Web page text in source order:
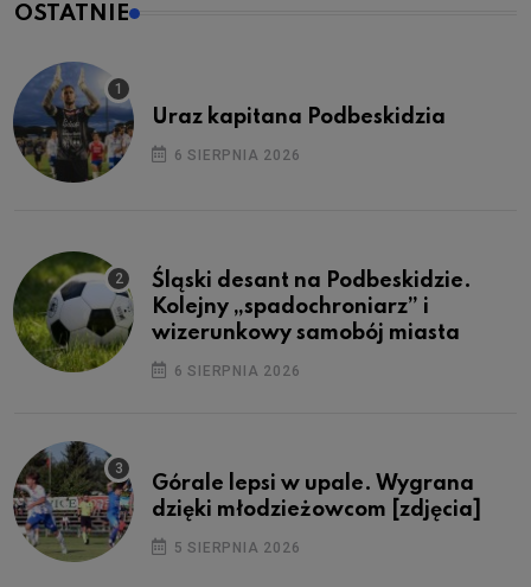
OSTATNIE
Uraz kapitana Podbeskidzia
6 SIERPNIA 2026
Śląski desant na Podbeskidzie.
Kolejny „spadochroniarz” i
wizerunkowy samobój miasta
6 SIERPNIA 2026
Górale lepsi w upale. Wygrana
dzięki młodzieżowcom [zdjęcia]
5 SIERPNIA 2026